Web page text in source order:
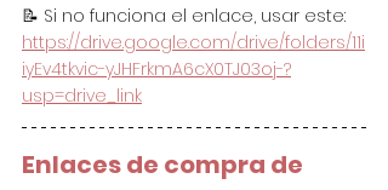
📝 Si no funciona el enlace, usar este:
https://drive.google.com/drive/folders/11i
iyEv4tkvic-yJHFrkmA6cX0TJ03oj-?
usp=drive_link
Enlaces de compra de